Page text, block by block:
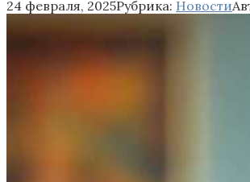
24 февраля, 2025Рубрика: Новости